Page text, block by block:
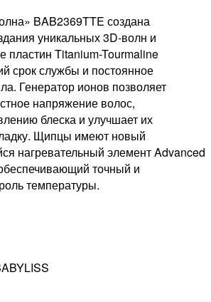
BAB2369TTE создана
уникальных 3D-волн и
пластин Titanium-Tourmaline
срок службы и постоянное
Генератор ионов позволяет
напряжение волос,
блеска и улучшает их
Щипцы имеют новый
нагревательный элемент Advanced
точный и
температуры.